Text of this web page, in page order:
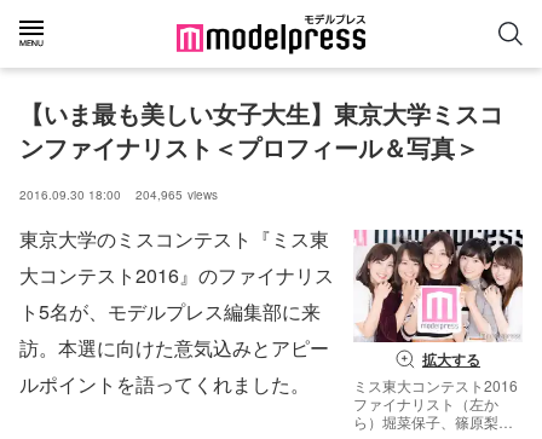
【いま最も美しい女子大生】東京大学ミスコ
ンファイナリスト＜プロフィール＆写真＞
2016.09.30 18:00 204,965 views
拡大する
ミス東大コンテスト2016
ファイナリスト（左か
ら）堀菜保子、篠原梨
東京大学のミスコンテスト『ミス東
大コンテスト2016』のファイナリス
ト5名が、モデルプレス編集部に来
訪。本選に向けた意気込みとアピー
ルポイントを語ってくれました。